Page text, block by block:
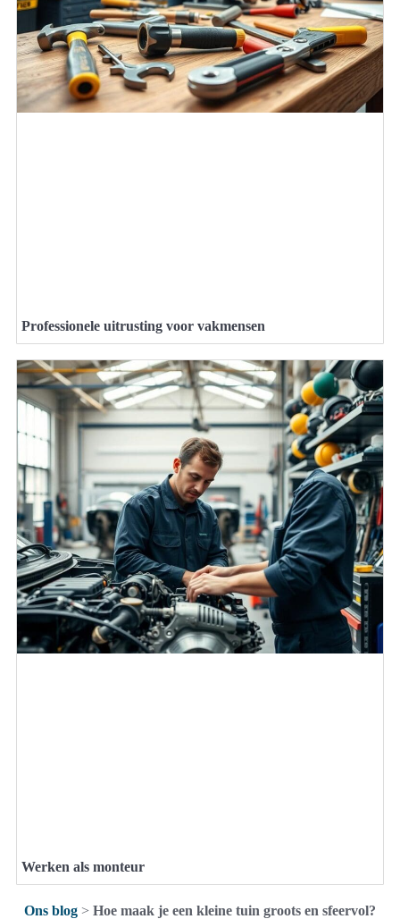
Professionele uitrusting voor vakmensen
Werken als monteur
Ons blog > Hoe maak je een kleine tuin groots en sfeervol?